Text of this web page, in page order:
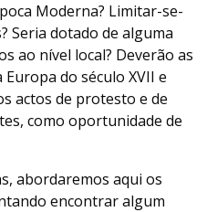
Moderna? Limitar-se-
Seria dotado de alguma
ao nível local? Deverão as
do século XVII e
actos de protesto e de
como oportunidade de
abordaremos aqui os
encontrar algum